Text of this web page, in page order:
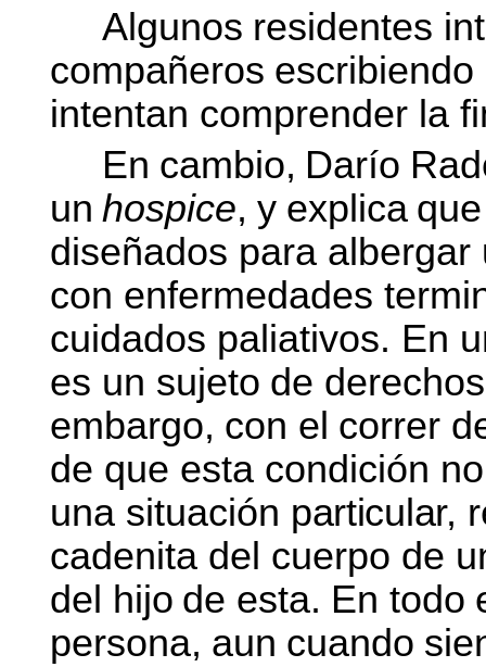
Algunos residentes
compañeros escribiendo
intentan comprender la
En cambio, Darío
un hospice, y explica que
diseñados para
con enfermedades
cuidados paliativos. En
es un sujeto de derechos
embargo, con el correr
de que esta condición
una situación particular,
cadenita del cuerpo de
del hijo de esta. En todo
persona, aun cuando